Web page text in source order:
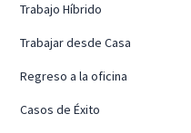
Trabajo Híbrido
Trabajar desde Casa
Regreso a la oficina
Casos de Éxito